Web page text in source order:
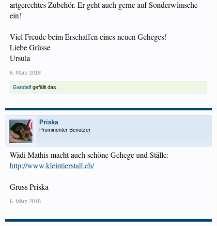
artgerechtes Zubehör. Er geht auch gerne auf Sonderwünsche
ein!
Viel Freude beim Erschaffen eines neuen Geheges!
Liebe Grüsse
Ursula
6. März 2018
Gandalf gefällt das.
Priska
Prominenter Benutzer
Wädi Mathis macht auch schöne Gehege und Ställe:
http://www.kleintierstall.ch/
Gruss Priska
6. März 2018